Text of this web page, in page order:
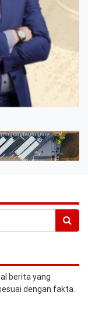
berita yang
dengan fakta.